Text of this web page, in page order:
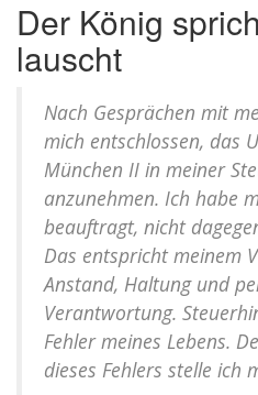
Der König
lauscht
Nach Gesprächen mit
mich entschlossen, das
München II in meiner
anzunehmen. Ich habe
beauftragt, nicht
Das entspricht meinem
Anstand, Haltung und
Verantwortung.
Fehler meines Lebens.
dieses Fehlers stelle ich